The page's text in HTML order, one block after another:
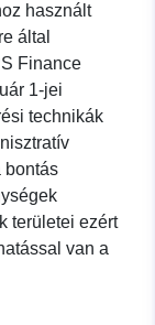
használt
által
Finance
1-jei
technikák
bontás
területei ezért
van a